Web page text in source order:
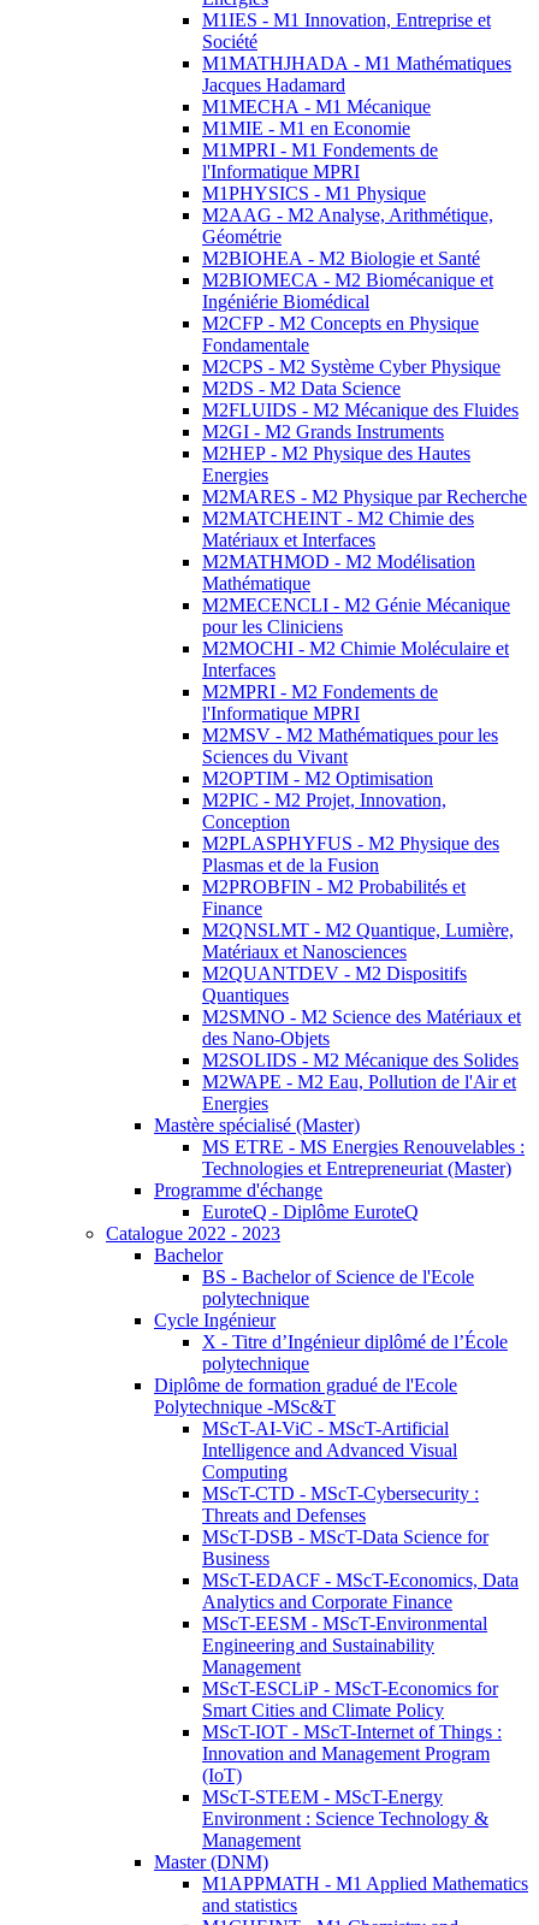
M1IES - M1 Innovation, Entreprise et
Société
M1MATHJHADA - M1 Mathématiques
Jacques Hadamard
M1MECHA - M1 Mécanique
M1MIE - M1 en Economie
M1MPRI - M1 Fondements de
l'Informatique MPRI
M1PHYSICS - M1 Physique
M2AAG - M2 Analyse, Arithmétique,
Géométrie
M2BIOHEA - M2 Biologie et Santé
M2BIOMECA - M2 Biomécanique et
Ingéniérie Biomédical
M2CFP - M2 Concepts en Physique
Fondamentale
M2CPS - M2 Système Cyber Physique
M2DS - M2 Data Science
M2FLUIDS - M2 Mécanique des Fluides
M2GI - M2 Grands Instruments
M2HEP - M2 Physique des Hautes
Energies
M2MARES - M2 Physique par Recherche
M2MATCHEINT - M2 Chimie des
Matériaux et Interfaces
M2MATHMOD - M2 Modélisation
Mathématique
M2MECENCLI - M2 Génie Mécanique
pour les Cliniciens
M2MOCHI - M2 Chimie Moléculaire et
Interfaces
M2MPRI - M2 Fondements de
l'Informatique MPRI
M2MSV - M2 Mathématiques pour les
Sciences du Vivant
M2OPTIM - M2 Optimisation
M2PIC - M2 Projet, Innovation,
Conception
M2PLASPHYFUS - M2 Physique des
Plasmas et de la Fusion
M2PROBFIN - M2 Probabilités et
Finance
M2QNSLMT - M2 Quantique, Lumière,
Matériaux et Nanosciences
M2QUANTDEV - M2 Dispositifs
Quantiques
M2SMNO - M2 Science des Matériaux et
des Nano-Objets
M2SOLIDS - M2 Mécanique des Solides
M2WAPE - M2 Eau, Pollution de l'Air et
Energies
Mastère spécialisé (Master)
MS ETRE - MS Energies Renouvelables :
Technologies et Entrepreneuriat (Master)
Programme d'échange
EuroteQ - Diplôme EuroteQ
Catalogue 2022 - 2023
Bachelor
BS - Bachelor of Science de l'Ecole
polytechnique
Cycle Ingénieur
X - Titre d’Ingénieur diplômé de l’École
polytechnique
Diplôme de formation gradué de l'Ecole
Polytechnique -MSc&T
MScT-AI-ViC - MScT-Artificial
Intelligence and Advanced Visual
Computing
MScT-CTD - MScT-Cybersecurity :
Threats and Defenses
MScT-DSB - MScT-Data Science for
Business
MScT-EDACF - MScT-Economics, Data
Analytics and Corporate Finance
MScT-EESM - MScT-Environmental
Engineering and Sustainability
Management
MScT-ESCLiP - MScT-Economics for
Smart Cities and Climate Policy
MScT-IOT - MScT-Internet of Things :
Innovation and Management Program
(IoT)
MScT-STEEM - MScT-Energy
Environment : Science Technology &
Management
Master (DNM)
M1APPMATH - M1 Applied Mathematics
and statistics